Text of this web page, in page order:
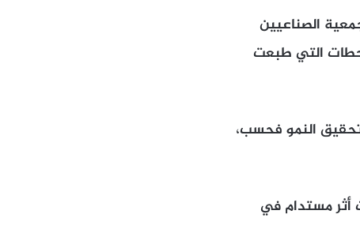
الصناعيين
التي طبعت
النمو فحسب،
أثر مستدام في